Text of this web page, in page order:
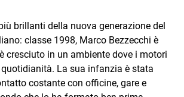
brillanti della nuova generazione del
classe 1998, Marco Bezzecchi è
cresciuto in un ambiente dove i motori
La sua infanzia è stata
costante con officine, gare e